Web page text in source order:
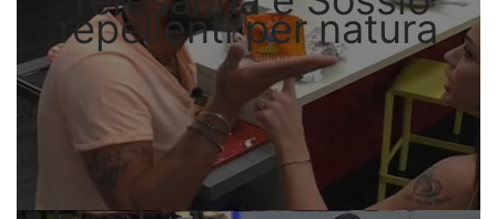
repellenti per natura